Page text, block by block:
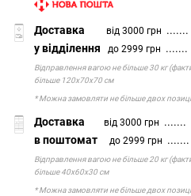
Доставка від 3000 грн
у відділення до 2999 грн
Відправлення вагою не більше 30 кг
більше 120х70х70 см
* Можна замовляти не більше двох
Доставка від 3000 грн .......
в поштомат до 2999 грн
Відправлення вагою не більше 20 кг
більше 40х60х30 см
* Можна замовляти не більше двох